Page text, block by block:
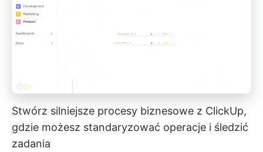
Stwórz silniejsze procesy biznesowe z ClickUp,
gdzie możesz standaryzować operacje i śledzić
zadania